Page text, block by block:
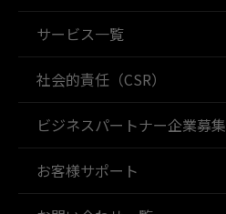
サービス一覧
社会的責任（CSR）
ビジネスパートナー企業募集
お客様サポート